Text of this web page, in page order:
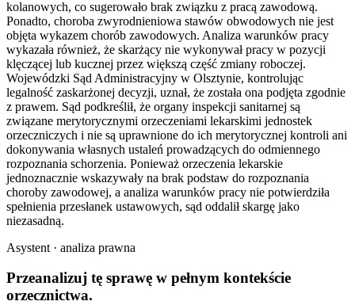
kolanowych, co sugerowało brak związku z pracą zawodową.
Ponadto, choroba zwyrodnieniowa stawów obwodowych nie jest
objęta wykazem chorób zawodowych. Analiza warunków pracy
wykazała również, że skarżący nie wykonywał pracy w pozycji
klęczącej lub kucznej przez większą część zmiany roboczej.
Wojewódzki Sąd Administracyjny w Olsztynie, kontrolując
legalność zaskarżonej decyzji, uznał, że została ona podjęta zgodnie
z prawem. Sąd podkreślił, że organy inspekcji sanitarnej są
związane merytorycznymi orzeczeniami lekarskimi jednostek
orzeczniczych i nie są uprawnione do ich merytorycznej kontroli ani
dokonywania własnych ustaleń prowadzących do odmiennego
rozpoznania schorzenia. Ponieważ orzeczenia lekarskie
jednoznacznie wskazywały na brak podstaw do rozpoznania
choroby zawodowej, a analiza warunków pracy nie potwierdziła
spełnienia przesłanek ustawowych, sąd oddalił skargę jako
niezasadną.
Asystent · analiza prawna
Przeanalizuj tę sprawę w pełnym kontekście
orzecznictwa.